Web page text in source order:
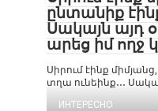
ընտանիք
Սակայն այդ
արեց իմ ողջ
Սիրում էինք
տղա ունեինք․․․
ИНТЕРЕСНО